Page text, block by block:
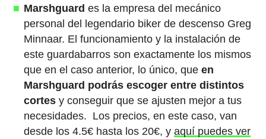
Marshguard es la empresa del mecánico
personal del legendario biker de descenso Greg
Minnaar. El funcionamiento y la instalación de
este guardabarros son exactamente los mismos
que en el caso anterior, lo único, que en
Marshguard podrás escoger entre distintos
cortesy conseguir que se ajusten mejor a tus
necesidades. Los precios, en este caso, van
desde los 4.5€ hasta los 20€, y aquí puedes ver